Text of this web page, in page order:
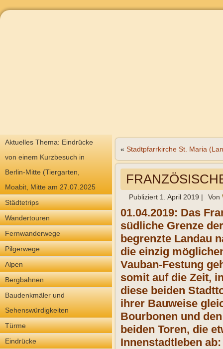
Aktuelles Thema: Eindrücke
von einem Kurzbesuch in
Berlin-Mitte (Tiergarten,
Moabit, Mitte am 27.07.2025
Städtetrips
Wandertouren
Fernwanderwege
Pilgerwege
Alpen
Bergbahnen
Baudenkmäler und
Sehenswürdigkeiten
Türme
Eindrücke
« Stadtpfarrkirche St. Maria
Publiziert 1. April 2019 | Von
01.04.2019: Das
südliche Grenze
begrenzte Landau
die einzig
Vauban-Festung
somit auf die Zeit,
diese beiden
ihrer Bauweise
Bourbonen und
beiden Toren, die
Innenstadtleben ab: